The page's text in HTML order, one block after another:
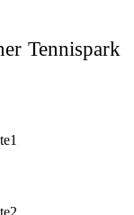
Tennispark